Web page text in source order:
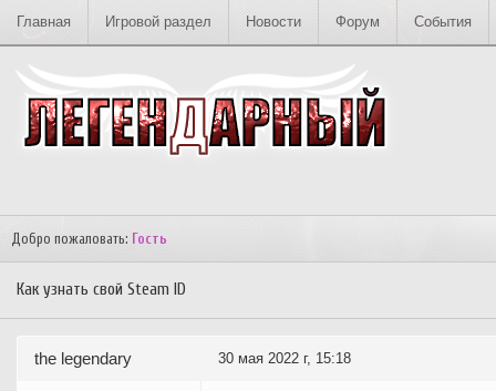
Главная Игровой раздел Новости Форум События
Добро пожаловать: Гость
Как узнать свой Steam ID
the legendary 30 мая 2022 г, 15:18